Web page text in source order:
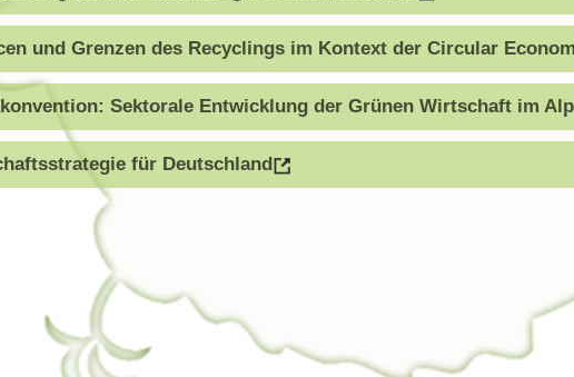
und Grenzen des Recyclings im Kontext der Circular
Sektorale Entwicklung der Grünen Wirtschaft im
für Deutschland